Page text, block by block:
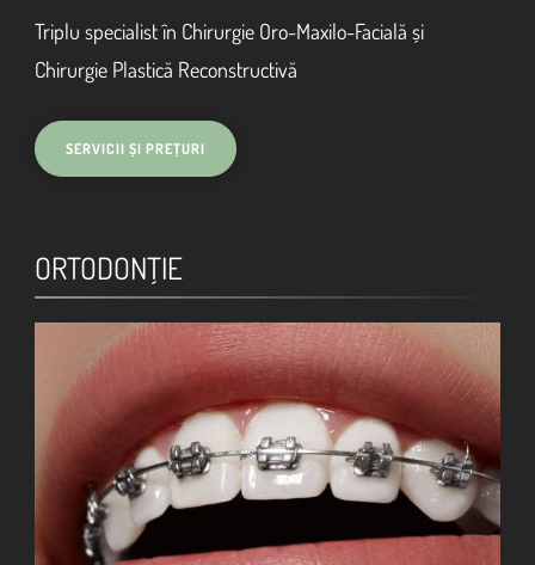
Triplu specialist în Chirurgie Oro-Maxilo-Facială și
Chirurgie Plastică Reconstructivă
ORTODONŢIE